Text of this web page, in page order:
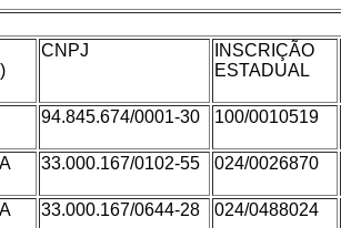
CNPJ
INSCRIÇÃO
ESTADUAL
94.845.674/0001-30 100/0010519
33.000.167/0102-55 024/0026870
33.000.167/0644-28 024/0488024